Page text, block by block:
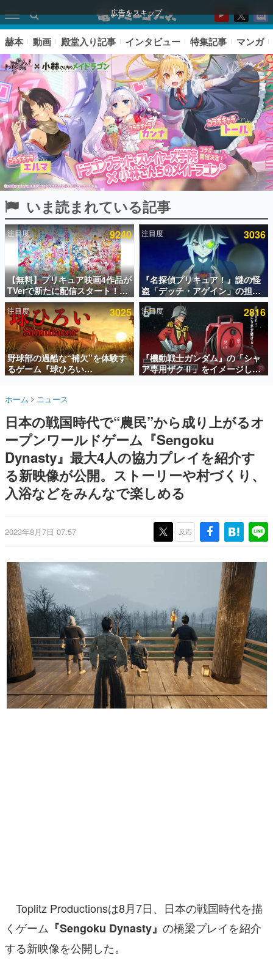
広告をスキップ
ピックアップ
電ファミのいま読まれている記事ランキング
アプリセール情報
インタビュー
連載・特集一覧
殿堂入り記事
SNS拡散数が数千以上！ ページビュー数万以上！ などな
ど。多くの人々に読まれた、電ファミ渾身の“殿堂入り”記
事をまとめました。
名作ゲームクリエイターの方々に製作時のエピソードをお
きます。
赫本
この物語を解いてはいけない。『赫本』は、〈試験問題〉
の形をした短編ホラー小説集です。
新世代に訊く
これからのデジタルゲーム市場を担う若きクリエイター達
ゲーム世代の作家たち
ゲームに多大な影響を受けた作家さんに取材し、ゲームが
画です。
日本モバイルゲーム産業史
日本のモバイルゲーム史における主要なトピック・タイト
ルを網羅するほか、開発者へのインタビューや識者による
解説を掲載。約20年の歴史が一望できる決定版！
若ゲのいたり〜ゲームクリエイターの青春〜
『うつヌケ』『ペンと箸』等で知られるマンガ家・田中圭
一先生によるゲーム業界レポートマンガです。
なんでゲームは面白い？
ゲーム開発者・hamatsu氏がゲームの魅力を画面や操作の
具体的な形から解き明かしていく、硬派で骨太な評論連載
その他
電ファミニコゲーマーとは？
赫本 動画 殿堂入り記事 インタビュー 特集記事 マンガ
いま読まれている記事
注目度 9240
【無料】プリキュア映画4作品が
TVerで新たに配信スタート！な
んと2018年～2024年の映画ほぼ
すべてが見放題に、ぶっちゃけ
ありえないラインナップ
注目度 3036
『名探偵プリキュア！』謎の怪
盗「デッチ・アゲイン」の担当
キャストは天﨑滉平さんと判
明。『Re:ゼロから始める異世
界生活』オットー役、『ヒプノ
シスマイク』山田三郎役など
注目度 3025
野球部の過酷な“補欠”を体験す
るゲーム『球ひろい
Simulator』が「1件」のウィッ
対応しSNSで話題に。『キング
プロ野球選手から称賛の声
注目度 2816
『機動戦士ガンダム』の「シャ
ア専用ザクⅡ」をイメージした
散水ホースリールが予約開始。
ホーム ニュース
日本の戦国時代で“農民”から成り上がるオ
ープンワールドゲーム『Sengoku
Dynasty』最大4人の協力プレイを紹介す
る新映像が公開。ストーリーや村づくり、
入浴などをみんなで楽しめる
2023年8月7日 07:57 反応
Toplitz Productionsは8月7日、日本の戦国時代を描
くゲーム 『Sengoku Dynasty』 の橋梁プレイを紹介
する新映像を公開した。